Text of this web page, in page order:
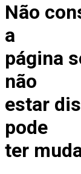
Não
a
página
não
estar
pode
ter